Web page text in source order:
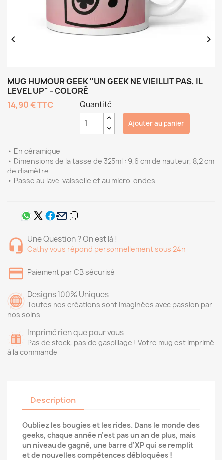
 
MUG HUMOUR GEEK "UN GEEK NE VIEILLIT PAS, IL
LEVEL UP" - COLORÉ
14,90 €TTC
• En céramique
• Dimensions de la tasse de 325ml : 9,6 cm de hauteur, 8,2 cm
de diamètre
• Passe au lave-vaisselle et au micro-ondes
Quantité
Ajouter au panier
Une Question ? On est là !
Cathy vous répond personnellement sous 24h
Paiement par CB sécurisé
Designs 100% Uniques
Toutes nos créations sont imaginées avec passion par
nos soins
Imprimé rien que pour vous
Pas de stock, pas de gaspillage ! Votre mug est imprimé
à la commande
Description
Oubliez les bougies et les rides. Dans le monde des
geeks, chaque année n'est pas un an de plus, mais
un niveau de gagné, une barre d'XP qui se remplit
et de nouvelles compétences débloquées !